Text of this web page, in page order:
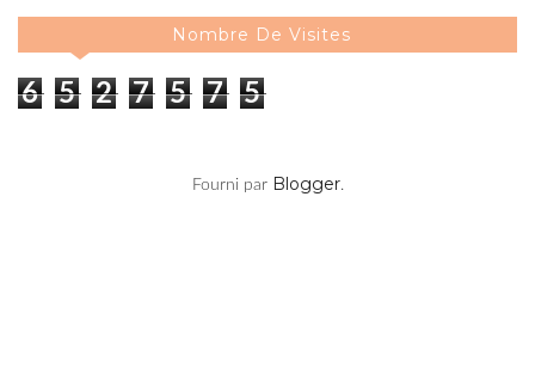
6 5 2 7 5 7 5
Fourni par